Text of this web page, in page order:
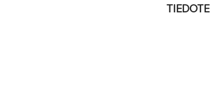
TIEDOTE